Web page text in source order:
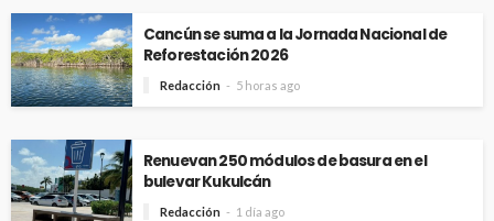
Cancún se suma a la Jornada Nacional de
Reforestación 2026
Redacción 5 horas ago
Renuevan 250 módulos de basura en el
bulevar Kukulcán
Redacción 1 día ago